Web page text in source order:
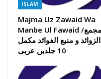
ISLAM
Majma Uz Zawaid Wa
Manbe Ul Fawaid /مجمع
الزوائد و منبع الفوائد مکمل
10 جلدیں عربی